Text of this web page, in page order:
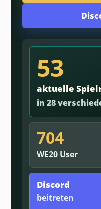
53
aktuelle
in 28
704
WE20 User
Discord
beitreten